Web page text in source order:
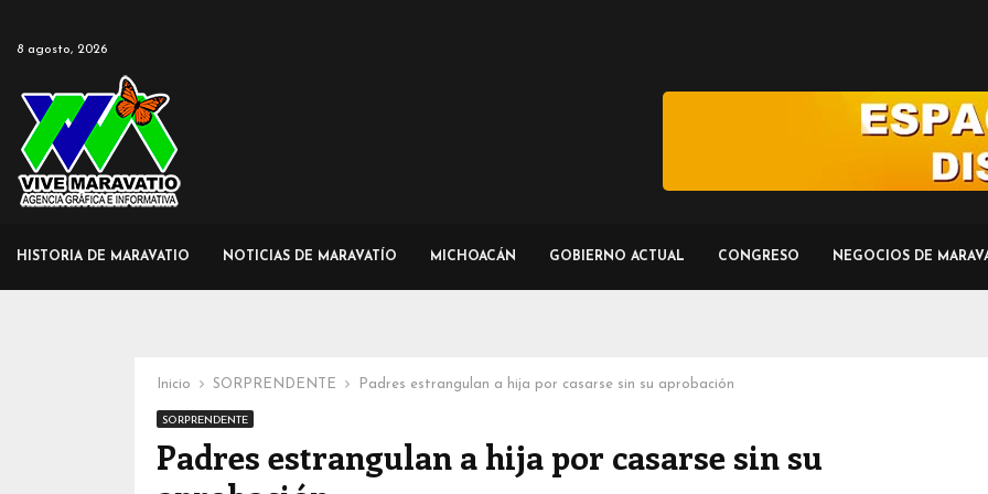
8 agosto, 2026
HISTORIA DE MARAVATIO NOTICIAS DE MARAVATÍO MICHOACÁN GOBIERNO ACTUAL CONGRESO NEGOCIOS DE
Inicio SORPRENDENTE Padres estrangulan a hija por casarse sin su aprobación
SORPRENDENTE
Padres estrangulan a hija por casarse sin su